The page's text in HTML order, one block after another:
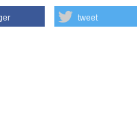
tweet